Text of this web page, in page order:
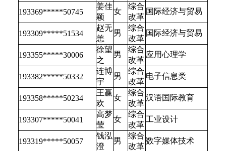
193369*****50745
姜佳
颖
女
综合
改革
国际经济与贸易
193309*****51534
赵无
恙
男
综合
改革
国际经济与贸易
193355*****30006
徐望
之
男
综合
改革
应用心理学
193382*****50332
连博
宇
男
综合
改革
电子信息类
193358*****50234
王赢
欢
女
综合
改革
汉语国际教育
193307*****50041
高梦
莹
女
综合
改革
工业设计
193319*****50057
钱泓
澄
男
综合
改革
数字媒体技术